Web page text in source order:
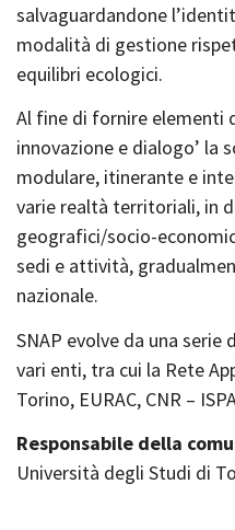
salvaguardandone
modalità di gestione
equilibri ecologici.
Al fine di fornire elementi
innovazione e dialogo’ la
modulare, itinerante e
varie realtà territoriali, in
geografici/socio-
sedi e attività,
nazionale.
SNAP evolve da una
vari enti, tra cui la Rete
Torino, EURAC, CNR –
Responsabile della
Università degli Studi di